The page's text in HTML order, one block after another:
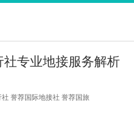
专业地接服务解析
誉荐国际地接社 誉荐国旅